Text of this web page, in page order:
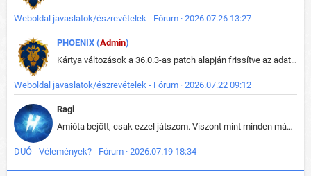
Weboldal javaslatok/észrevételek - Fórum · 2026.07.26 13:27
PHOENIX (Admin)
Kártya változások a 36.0.3-as patch alapján frissítve az adatbázisban (képek is cserélve).
Weboldal javaslatok/észrevételek - Fórum · 2026.07.22 09:12
Ragi
Amióta bejött, csak ezzel játszom. Viszont mint minden más - akár az alapjáték is, ez is baromira összetett lett. Néha már pár kör után is esélytelen az egész. Vagy irreállisan túltápol valaki, vagy lelép a partner, vagy csak hülye mint a segg. És amikor eljönne az én időm, na akkor jön el mindenki másé is. Engem jobban érdekelne, hogy ki milyen ratingen szokott játszani. Na ez lenne egy érdekes adat.
DUÓ - Vélemények? - Fórum · 2026.07.19 18:34